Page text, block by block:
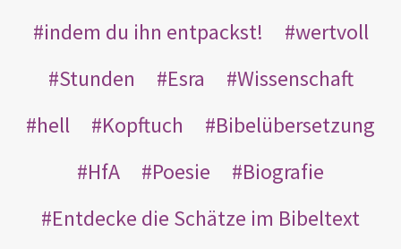
indem du ihn entpackst!
wertvoll
Stunden
Esra
Wissenschaft
hell
Kopftuch
Bibelübersetzung
HfA
Poesie
Biografie
Entdecke die Schätze im Bibeltext